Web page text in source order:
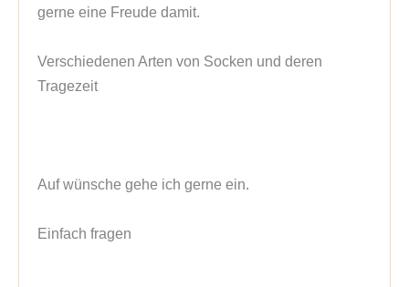
gerne eine Freude damit.
Verschiedenen Arten von Socken und deren
Tragezeit
Auf wünsche gehe ich gerne ein.
Einfach fragen